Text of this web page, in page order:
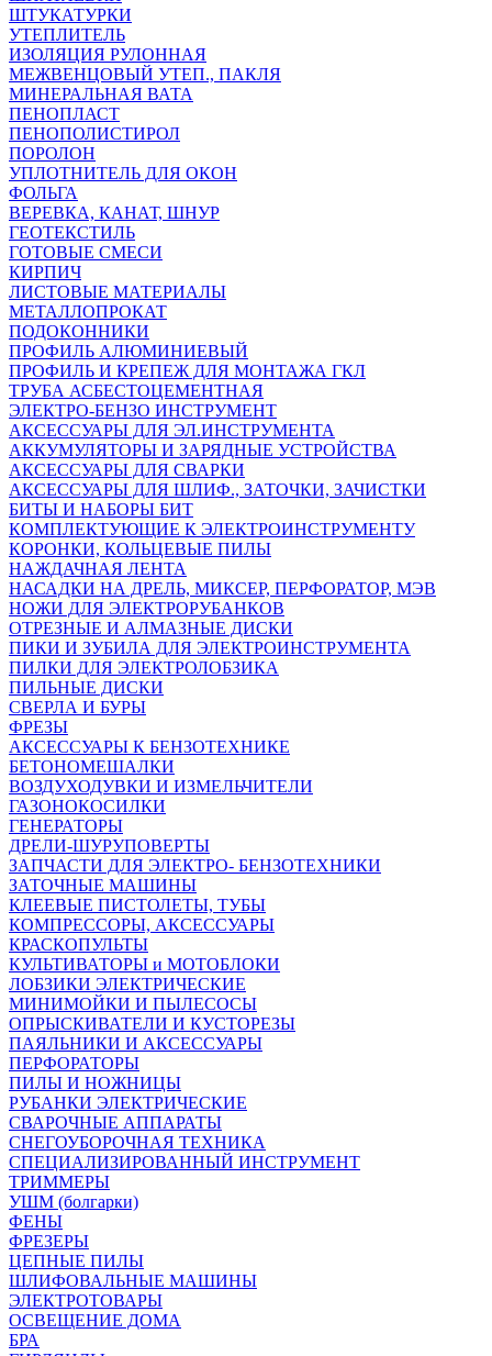
ШТУКАТУРКИ
УТЕПЛИТЕЛЬ
ИЗОЛЯЦИЯ РУЛОННАЯ
МЕЖВЕНЦОВЫЙ УТЕП., ПАКЛЯ
МИНЕРАЛЬНАЯ ВАТА
ПЕНОПЛАСТ
ПЕНОПОЛИСТИРОЛ
ПОРОЛОН
УПЛОТНИТЕЛЬ ДЛЯ ОКОН
ФОЛЬГА
ВЕРЕВКА, КАНАТ, ШНУР
ГЕОТЕКСТИЛЬ
ГОТОВЫЕ СМЕСИ
КИРПИЧ
ЛИСТОВЫЕ МАТЕРИАЛЫ
МЕТАЛЛОПРОКАТ
ПОДОКОННИКИ
ПРОФИЛЬ АЛЮМИНИЕВЫЙ
ПРОФИЛЬ И КРЕПЕЖ ДЛЯ МОНТАЖА ГКЛ
ТРУБА АСБЕСТОЦЕМЕНТНАЯ
ЭЛЕКТРО-БЕНЗО ИНСТРУМЕНТ
АКСЕССУАРЫ ДЛЯ ЭЛ.ИНСТРУМЕНТА
АККУМУЛЯТОРЫ И ЗАРЯДНЫЕ УСТРОЙСТВА
АКСЕССУАРЫ ДЛЯ СВАРКИ
АКСЕССУАРЫ ДЛЯ ШЛИФ., ЗАТОЧКИ, ЗАЧИСТКИ
БИТЫ И НАБОРЫ БИТ
КОМПЛЕКТУЮЩИЕ К ЭЛЕКТРОИНСТРУМЕНТУ
КОРОНКИ, КОЛЬЦЕВЫЕ ПИЛЫ
НАЖДАЧНАЯ ЛЕНТА
НАСАДКИ НА ДРЕЛЬ, МИКСЕР, ПЕРФОРАТОР, МЭВ
НОЖИ ДЛЯ ЭЛЕКТРОРУБАНКОВ
ОТРЕЗНЫЕ И АЛМАЗНЫЕ ДИСКИ
ПИКИ И ЗУБИЛА ДЛЯ ЭЛЕКТРОИНСТРУМЕНТА
ПИЛКИ ДЛЯ ЭЛЕКТРОЛОБЗИКА
ПИЛЬНЫЕ ДИСКИ
СВЕРЛА И БУРЫ
ФРЕЗЫ
АКСЕССУАРЫ К БЕНЗОТЕХНИКЕ
БЕТОНОМЕШАЛКИ
ВОЗДУХОДУВКИ И ИЗМЕЛЬЧИТЕЛИ
ГАЗОНОКОСИЛКИ
ГЕНЕРАТОРЫ
ДРЕЛИ-ШУРУПОВЕРТЫ
ЗАПЧАСТИ ДЛЯ ЭЛЕКТРО- БЕНЗОТЕХНИКИ
ЗАТОЧНЫЕ МАШИНЫ
КЛЕЕВЫЕ ПИСТОЛЕТЫ, ТУБЫ
КОМПРЕССОРЫ, АКСЕССУАРЫ
КРАСКОПУЛЬТЫ
КУЛЬТИВАТОРЫ и МОТОБЛОКИ
ЛОБЗИКИ ЭЛЕКТРИЧЕСКИЕ
МИНИМОЙКИ И ПЫЛЕСОСЫ
ОПРЫСКИВАТЕЛИ И КУСТОРЕЗЫ
ПАЯЛЬНИКИ И АКСЕССУАРЫ
ПЕРФОРАТОРЫ
ПИЛЫ И НОЖНИЦЫ
РУБАНКИ ЭЛЕКТРИЧЕСКИЕ
СВАРОЧНЫЕ АППАРАТЫ
СНЕГОУБОРОЧНАЯ ТЕХНИКА
СПЕЦИАЛИЗИРОВАННЫЙ ИНСТРУМЕНТ
ТРИММЕРЫ
УШМ (болгарки)
ФЕНЫ
ФРЕЗЕРЫ
ЦЕПНЫЕ ПИЛЫ
ШЛИФОВАЛЬНЫЕ МАШИНЫ
ЭЛЕКТРОТОВАРЫ
ОСВЕЩЕНИЕ ДОМА
БРА